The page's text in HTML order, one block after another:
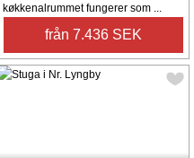
køkkenalrummet fungerer som ...
från 7.436 SEK